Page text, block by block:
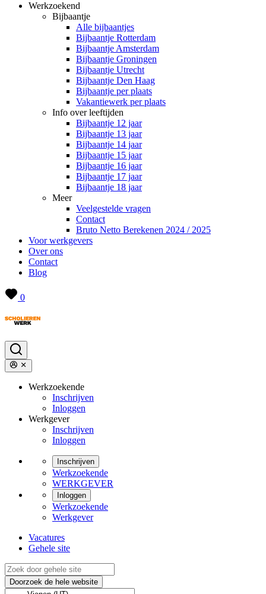
Werkzoekend
Bijbaantje
Alle bijbaantjes
Bijbaantje Rotterdam
Bijbaantje Amsterdam
Bijbaantje Groningen
Bijbaantje Utrecht
Bijbaantje Den Haag
Bijbaantje per plaats
Vakantiewerk per plaats
Info over leeftijden
Bijbaantje 12 jaar
Bijbaantje 13 jaar
Bijbaantje 14 jaar
Bijbaantje 15 jaar
Bijbaantje 16 jaar
Bijbaantje 17 jaar
Bijbaantje 18 jaar
Meer
Veelgestelde vragen
Contact
Bruto Netto Berekenen 2024 / 2025
Voor werkgevers
Over ons
Contact
Blog
0
Werkzoekende
Inschrijven
Inloggen
Werkgever
Inschrijven
Inloggen
Inschrijven
Werkzoekende
WERKGEVER
Inloggen
Werkzoekende
Werkgever
Vacatures
Gehele site